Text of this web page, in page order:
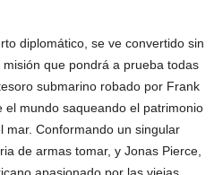
diplomático, se ve convertido sin
que pondrá a prueba todas
submarino robado por Frank
mundo saqueando el patrimonio
mar. Conformando un singular
de armas tomar, y Jonas Pierce,